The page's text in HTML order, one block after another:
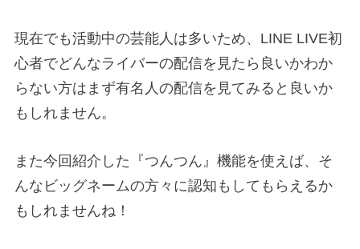
現在でも活動中の芸能人は多いため、LINE LIVE初
心者でどんなライバーの配信を見たら良いかわか
らない方はまず有名人の配信を見てみると良いか
もしれません。
また今回紹介した『つんつん』機能を使えば、そ
んなビッグネームの方々に認知もしてもらえるか
もしれませんね！